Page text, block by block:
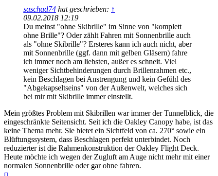
saschad74 hat geschrieben: ↑
09.02.2018 12:19
Du meinst "ohne Skibrille" im Sinne von "komplett
ohne Brille"? Oder zählt Fahren mit Sonnenbrille auch
als "ohne Skibrille"? Ersteres kann ich auch nicht, aber
mit Sonnenbrille (ggf. dann mit gelben Gläsern) fahre
ich immer noch am liebsten, außer es schneit. Viel
weniger Sichtbehinderungen durch Brillenrahmen etc.,
kein Beschlagen bei Anstrengung und kein Gefühl des
"Abgekapseltseins" von der Außenwelt, welches sich
bei mir mit Skibrille immer einstellt.
Mein größtes Problem mit Skibrillen war immer der Tunnelblick, die
eingeschränkte Seitensicht. Seit ich die Oakley Canopy habe, ist das
keine Thema mehr. Sie bietet ein Sichtfeld von ca. 270° sowie ein
Blüftungssystem, dass Beschlagen perfekt unterbindet. Noch
reduzierter ist die Rahmenkonstruktion der Oakley Flight Deck.
Heute möchte ich wegen der Zugluft am Auge nicht mehr mit einer
normalen Sonnenbrille oder gar ohne fahren.